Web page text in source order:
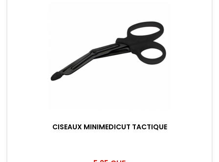
CISEAUX MINIMEDICUT TACTIQUE